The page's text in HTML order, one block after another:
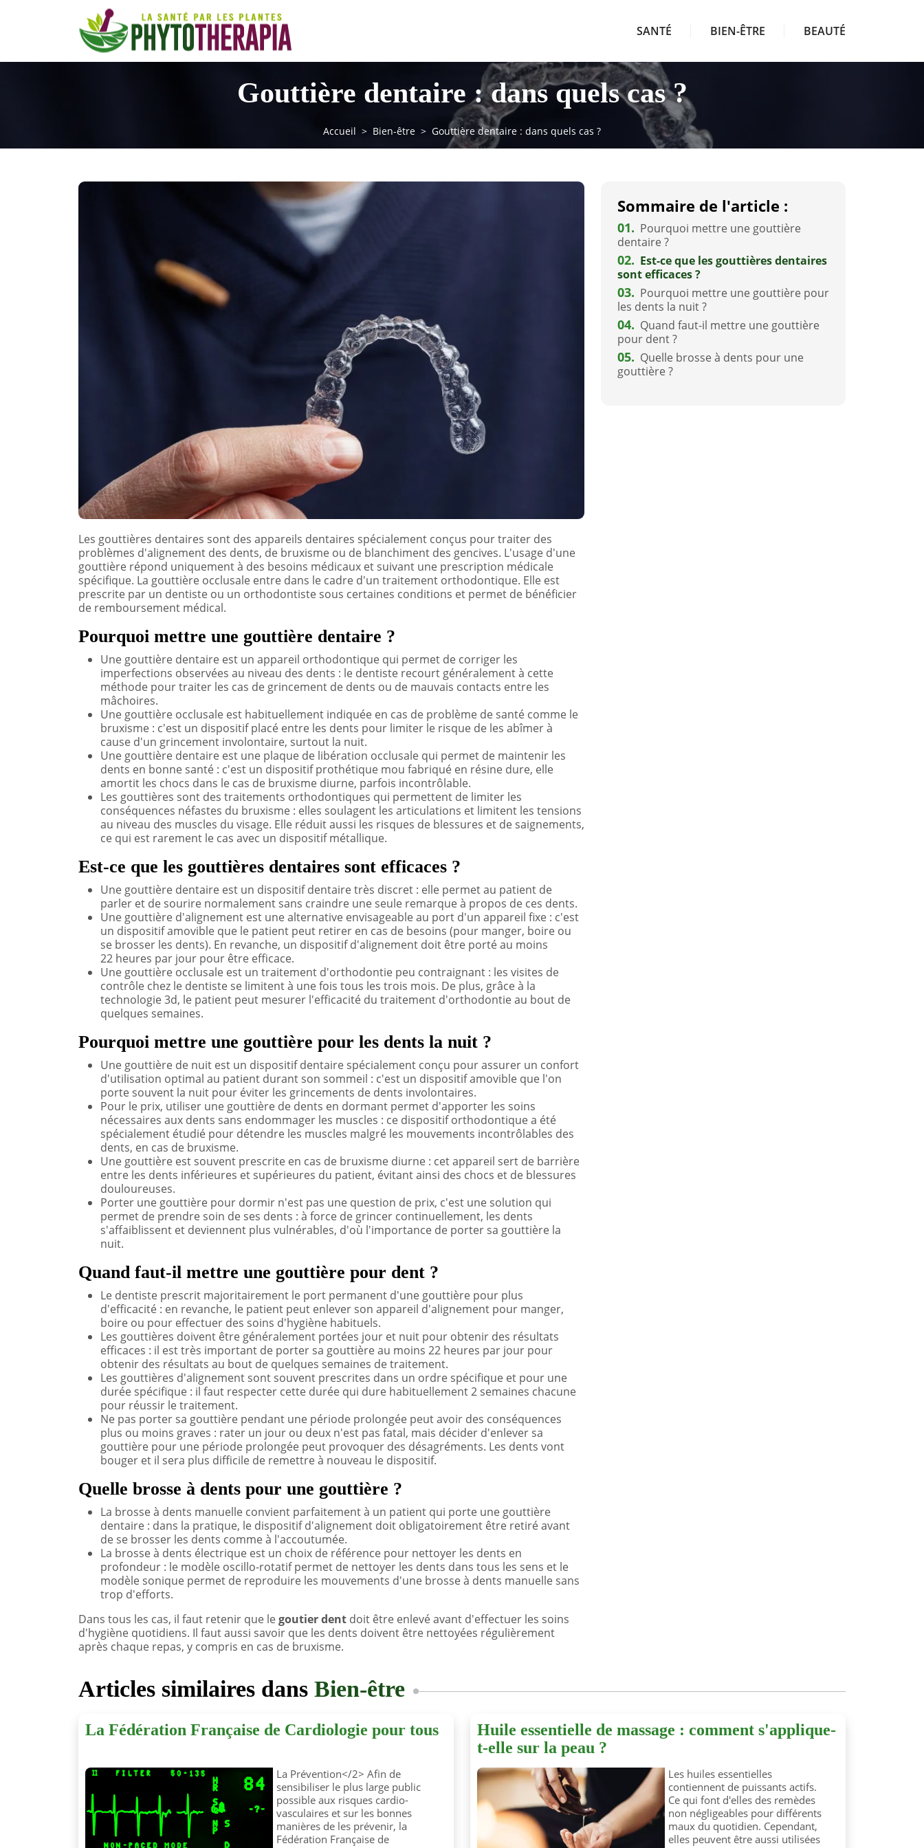
SANTÉ BIEN-ÊTRE BEAUTÉ
Gouttière dentaire : dans quels cas ?
Accueil Bien-être Gouttière dentaire : dans quels cas ?
Les gouttières dentaires sont des appareils dentaires spécialement conçus pour traiter des
problèmes d'alignement des dents, de bruxisme ou de blanchiment des gencives. L'usage d'une
gouttière répond uniquement à des besoins médicaux et suivant une prescription médicale
spécifique. La gouttière occlusale entre dans le cadre d'un traitement orthodontique. Elle est
prescrite par un dentiste ou un orthodontiste sous certaines conditions et permet de bénéficier
de remboursement médical.
Pourquoi mettre une gouttière dentaire ?
Une gouttière dentaire est un appareil orthodontique qui permet de corriger les
imperfections observées au niveau des dents : le dentiste recourt généralement à cette
méthode pour traiter les cas de grincement de dents ou de mauvais contacts entre les
mâchoires.
Une gouttière occlusale est habituellement indiquée en cas de problème de santé comme le
bruxisme : c'est un dispositif placé entre les dents pour limiter le risque de les abîmer à
cause d'un grincement involontaire, surtout la nuit.
Une gouttière dentaire est une plaque de libération occlusale qui permet de maintenir les
dents en bonne santé : c'est un dispositif prothétique mou fabriqué en résine dure, elle
amortit les chocs dans le cas de bruxisme diurne, parfois incontrôlable.
Les gouttières sont des traitements orthodontiques qui permettent de limiter les
conséquences néfastes du bruxisme : elles soulagent les articulations et limitent les tensions
au niveau des muscles du visage. Elle réduit aussi les risques de blessures et de saignements,
ce qui est rarement le cas avec un dispositif métallique.
Est-ce que les gouttières dentaires sont efficaces ?
Une gouttière dentaire est un dispositif dentaire très discret : elle permet au patient de
parler et de sourire normalement sans craindre une seule remarque à propos de ces dents.
Une gouttière d'alignement est une alternative envisageable au port d'un appareil fixe : c'est
un dispositif amovible que le patient peut retirer en cas de besoins (pour manger, boire ou
se brosser les dents). En revanche, un dispositif d'alignement doit être porté au moins
22 heures par jour pour être efficace.
Une gouttière occlusale est un traitement d'orthodontie peu contraignant : les visites de
contrôle chez le dentiste se limitent à une fois tous les trois mois. De plus, grâce à la
technologie 3d, le patient peut mesurer l'efficacité du traitement d'orthodontie au bout de
quelques semaines.
Pourquoi mettre une gouttière pour les dents la nuit ?
Une gouttière de nuit est un dispositif dentaire spécialement conçu pour assurer un confort
d'utilisation optimal au patient durant son sommeil : c'est un dispositif amovible que l'on
porte souvent la nuit pour éviter les grincements de dents involontaires.
Pour le prix, utiliser une gouttière de dents en dormant permet d'apporter les soins
nécessaires aux dents sans endommager les muscles : ce dispositif orthodontique a été
spécialement étudié pour détendre les muscles malgré les mouvements incontrôlables des
dents, en cas de bruxisme.
Une gouttière est souvent prescrite en cas de bruxisme diurne : cet appareil sert de barrière
entre les dents inférieures et supérieures du patient, évitant ainsi des chocs et de blessures
douloureuses.
Porter une gouttière pour dormir n'est pas une question de prix, c'est une solution qui
permet de prendre soin de ses dents : à force de grincer continuellement, les dents
s'affaiblissent et deviennent plus vulnérables, d'où l'importance de porter sa gouttière la
nuit.
Quand faut-il mettre une gouttière pour dent ?
Le dentiste prescrit majoritairement le port permanent d'une gouttière pour plus
d'efficacité : en revanche, le patient peut enlever son appareil d'alignement pour manger,
boire ou pour effectuer des soins d'hygiène habituels.
Les gouttières doivent être généralement portées jour et nuit pour obtenir des résultats
efficaces : il est très important de porter sa gouttière au moins 22 heures par jour pour
obtenir des résultats au bout de quelques semaines de traitement.
Les gouttières d'alignement sont souvent prescrites dans un ordre spécifique et pour une
durée spécifique : il faut respecter cette durée qui dure habituellement 2 semaines chacune
pour réussir le traitement.
Ne pas porter sa gouttière pendant une période prolongée peut avoir des conséquences
plus ou moins graves : rater un jour ou deux n'est pas fatal, mais décider d'enlever sa
gouttière pour une période prolongée peut provoquer des désagréments. Les dents vont
bouger et il sera plus difficile de remettre à nouveau le dispositif.
Quelle brosse à dents pour une gouttière ?
La brosse à dents manuelle convient parfaitement à un patient qui porte une gouttière
dentaire : dans la pratique, le dispositif d'alignement doit obligatoirement être retiré avant
de se brosser les dents comme à l'accoutumée.
La brosse à dents électrique est un choix de référence pour nettoyer les dents en
profondeur : le modèle oscillo-rotatif permet de nettoyer les dents dans tous les sens et le
modèle sonique permet de reproduire les mouvements d'une brosse à dents manuelle sans
trop d'efforts.
Dans tous les cas, il faut retenir que legoutier dent doit être enlevé avant d'effectuer les soins
d'hygiène quotidiens. Il faut aussi savoir que les dents doivent être nettoyées régulièrement
après chaque repas, y compris en cas de bruxisme.
Sommaire de l'article :
01. Pourquoi mettre une gouttière
dentaire ?
02. Est-ce que les gouttières dentaires
sont efficaces ?
03. Pourquoi mettre une gouttière pour
les dents la nuit ?
04. Quand faut-il mettre une gouttière
pour dent ?
05. Quelle brosse à dents pour une
gouttière ?
Articles similaires dans Bien-être
La Fédération Française de Cardiologie pour tous
La Prévention</2> Afin de
sensibiliser le plus large public
possible aux risques cardio-
vasculaires et sur les bonnes
manières de les prévenir, la
Fédération Française de
Huile essentielle de massage : comment s'applique-
t-elle sur la peau ?
Les huiles essentielles
contiennent de puissants actifs.
Ce qui font d'elles des remèdes
non négligeables pour différents
maux du quotidien. Cependant,
elles peuvent être aussi utilisées